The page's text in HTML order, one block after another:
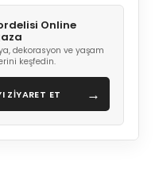
Online
dekorasyon ve yaşam
keşfedin.
ZİYARET ET →